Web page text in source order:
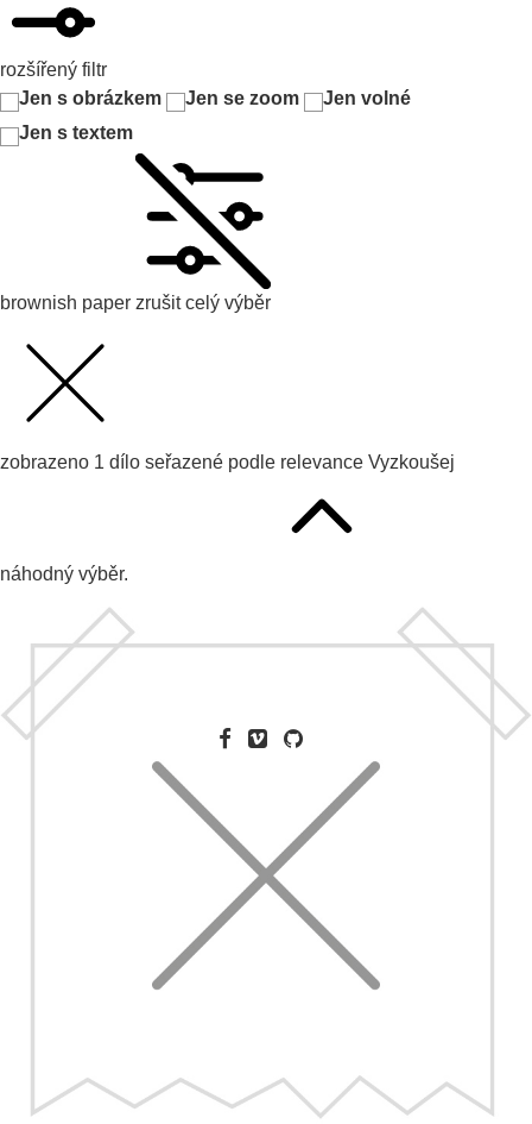
rozšířený filtr
Jen s obrázkem
Jen se zoom
Jen volné
Jen s textem
brownish paper zrušit celý výběr
zobrazeno 1 dílo seřazené podle relevance Vyzkoušej
náhodný výběr.
To je vše, přátelé!